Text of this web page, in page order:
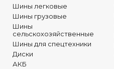
Шины легковые
Шины грузовые
Шины
сельскохозяйственные
Шины для спецтехники
Диски
АКБ